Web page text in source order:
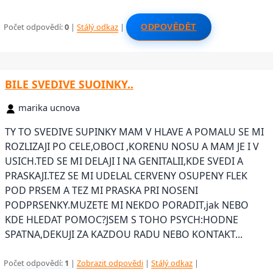
Počet odpovědí:0 |Stálý odkaz | ODPOVĚDĚT
BILE SVEDIVE SUOINKY..
marika ucnova
TY TO SVEDIVE SUPINKY MAM V HLAVE A POMALU SE MI
ROZLIZAJI PO CELE,OBOCI ,KORENU NOSU A MAM JE I V
USICH.TED SE MI DELAJI I NA GENITALII,KDE SVEDI A
PRASKAJI.TEZ SE MI UDELAL CERVENY OSUPENY FLEK
POD PRSEM A TEZ MI PRASKA PRI NOSENI
PODPRSENKY.MUZETE MI NEKDO PORADIT,jak NEBO
KDE HLEDAT POMOC?JSEM S TOHO PSYCH:HODNE
SPATNA,DEKUJI ZA KAZDOU RADU NEBO KONTAKT...
Počet odpovědí: 1 |Zobrazit odpovědi |Stálý odkaz |